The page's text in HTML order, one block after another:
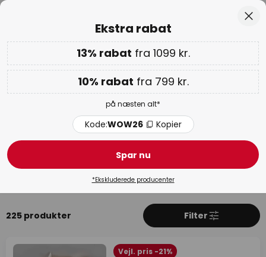
Kun
00D 15T 39M 45S
Ekstra rabat: 10% fra 799 kr. | 13% fra 1099 kr.på næsten
alt
Kode:WOW26 Kopier
WOW ugen:op til 70%
Slamp
225 produkter Filter
Vejl. pris -21%
Luk
Ekstra rabat
13% rabat fra 1099 kr.
10% rabat fra 799 kr.
på næsten alt*
Kode:WOW26 Kopier
Spar nu
*Ekskluderede producenter